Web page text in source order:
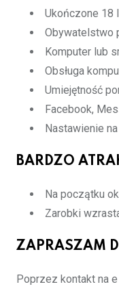
Ukończone 18
Obywatelstwo
Komputer lub
Obsługa
Umiejętność
Facebook,
Nastawienie
BARDZO
Na początku
Zarobki
ZAPRASZAM
Poprzez kontakt na